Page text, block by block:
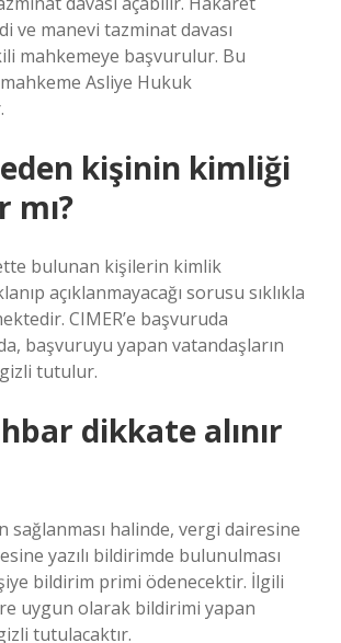
ve manevi tazminat davası
mahkemeye başvurulur. Bu
Asliye Hukuk
kişinin kimliği
mı?
bulunan kişilerin kimlik
açıklanmayacağı sorusu sıklıkla
CIMER’e başvuruda
başvuruyu yapan vatandaşların
tutulur.
dikkate alınır
sağlanması halinde, vergi dairesine
yazılı bildirimde bulunulması
bildirim primi ödenecektir. İlgili
uygun olarak bildirimi yapan
tutulacaktır.